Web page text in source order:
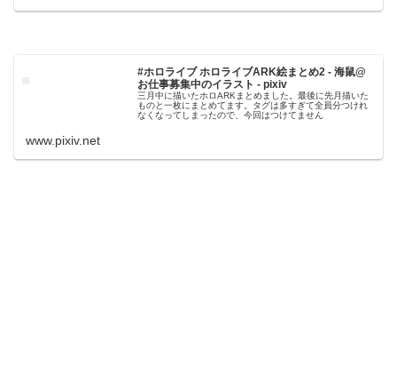
#ホロライブ ホロライブARK絵まとめ2 - 海鼠@
お仕事募集中のイラスト - pixiv
三月中に描いたホロARKまとめました。最後に先月描いた
ものと一枚にまとめてます。タグは多すぎて全員分つけれ
なくなってしまったので、今回はつけてません
www.pixiv.net